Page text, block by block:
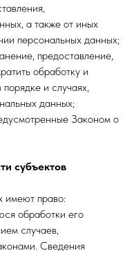
а также от иных
персональных данных;
предоставление,
обработку и
и случаях,
данных;
Законом о
субъектов
имеют право:
обработки его
случаев,
Сведения